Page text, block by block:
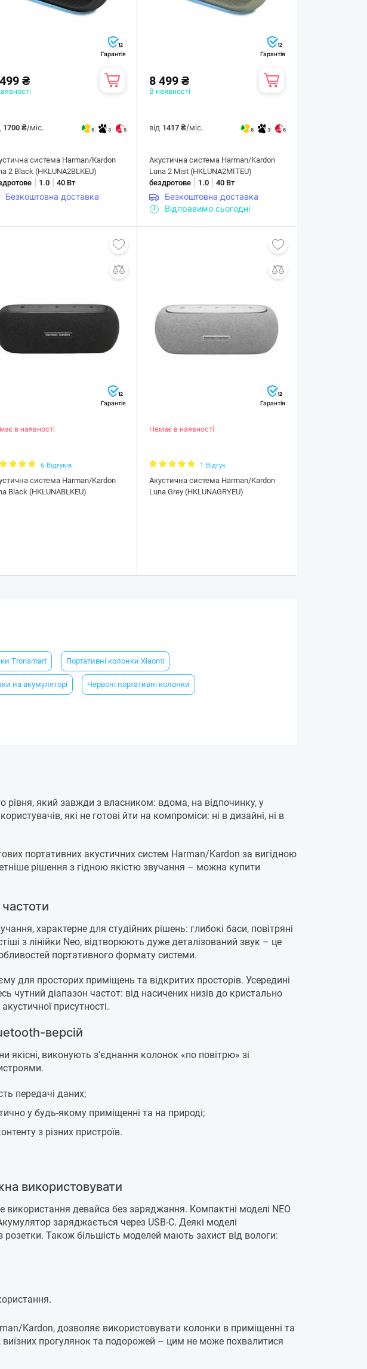
12
Гарантія
₴
1700 ₴/міс. 5 3 5
система Harman/Kardon
2 Black (HKLUNA2BLKEU)
1.0 |40 Вт
Безкоштовна доставка
12
Гарантія
8 499 ₴
В наявності
від 1417 ₴/міс. 6 3 6
Акустична система Harman/Kardon
Luna 2 Mist (HKLUNA2MITEU)
бездротове
1.0 |40 Вт
Безкоштовна доставка
Відправимо сьогодні
12
Гарантія
в наявності
6 Відгуків
система Harman/Kardon
Black (HKLUNABLKEU)
12
Гарантія
Немає в наявності
1 Відгук
Акустична система Harman/Kardon
Luna Grey (HKLUNAGRYEU)
Tronsmart Портативні колонки Xiaomi
на акумуляторі Червоні портативні колонки
рівня, який завжди з власником: вдома, на відпочинку, у
які не готові йти на компроміси: ні в дизайні, ні в
портативних акустичних систем Harman/Kardon за вигідною
рішення з гідною якістю звучання – можна купити
характерне для студійних рішень: глибокі баси, повітряні
з лінійки Neo, відтворюють дуже деталізований звук – це
портативного формату системи.
для просторих приміщень та відкритих просторів. Усередині
чутний діапазон частот: від насичених низів до кристально
присутності.
версій
якісні, виконують з'єднання колонок «по повітрю» зі
передачі даних;
у будь-якому приміщенні та на природі;
з різних пристроїв.
використовувати
девайса без заряджання. Компактні моделі NEO
заряджається через USB-C. Деякі моделі
розетки. Також більшість моделей мають захист від вологи:
Kardon, дозволяє використовувати колонки в приміщенні та
виїзних прогулянок та подорожей – цим не може похвалитися